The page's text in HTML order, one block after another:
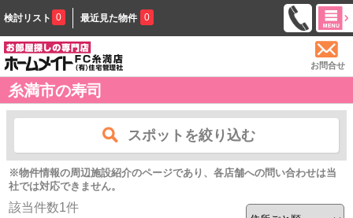
検討リスト 0 最近見た物件 0
お問合せ
糸満市の寿司
スポットを絞り込む
※物件情報の周辺施設紹介のページであり、各店舗への問い合わせは当
社では対応できません。
該当件数1件